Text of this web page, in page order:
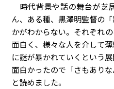
時代背景や話の舞台が芝
ん、ある種、黒澤明監督の
かがわからない。それぞれ
面白く、様々な人を介して
に謎が暴かれていくという
面白かったので「さもあり
と読めました。